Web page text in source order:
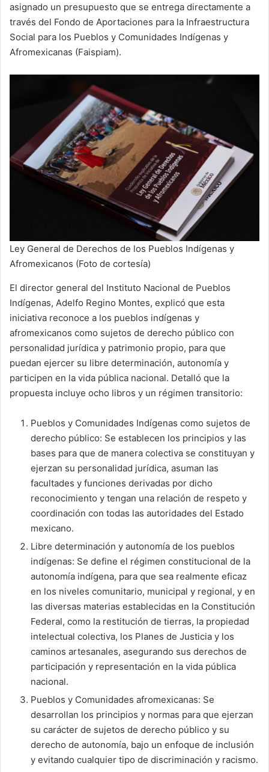
asignado un presupuesto que se entrega directamente a
través del Fondo de Aportaciones para la Infraestructura
Social para los Pueblos y Comunidades Indígenas y
Afromexicanas (Faispiam).
Ley General de Derechos de los Pueblos Indígenas y
Afromexicanos (Foto de cortesía)
El director general del Instituto Nacional de Pueblos
Indígenas, Adelfo Regino Montes, explicó que esta
iniciativa reconoce a los pueblos indígenas y
afromexicanos como sujetos de derecho público con
personalidad jurídica y patrimonio propio, para que
puedan ejercer su libre determinación, autonomía y
participen en la vida pública nacional. Detalló que la
propuesta incluye ocho libros y un régimen transitorio:
Pueblos y Comunidades Indígenas como sujetos de
derecho público: Se establecen los principios y las
bases para que de manera colectiva se constituyan y
ejerzan su personalidad jurídica, asuman las
facultades y funciones derivadas por dicho
reconocimiento y tengan una relación de respeto y
coordinación con todas las autoridades del Estado
mexicano.
Libre determinación y autonomía de los pueblos
indígenas: Se define el régimen constitucional de la
autonomía indígena, para que sea realmente eficaz
en los niveles comunitario, municipal y regional, y en
las diversas materias establecidas en la Constitución
Federal, como la restitución de tierras, la propiedad
intelectual colectiva, los Planes de Justicia y los
caminos artesanales, asegurando sus derechos de
participación y representación en la vida pública
nacional.
Pueblos y Comunidades afromexicanas: Se
desarrollan los principios y normas para que ejerzan
su carácter de sujetos de derecho público y su
derecho de autonomía, bajo un enfoque de inclusión
y evitando cualquier tipo de discriminación y racismo.